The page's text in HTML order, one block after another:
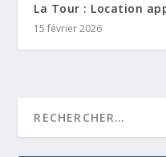
La Tour : Location
15 février 2026